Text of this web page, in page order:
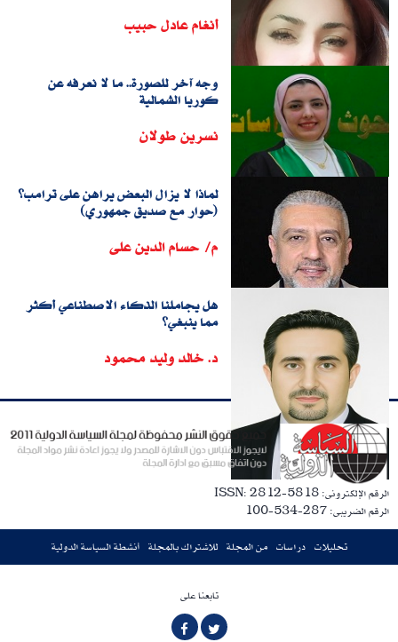
أنغام عادل حبيب
وجه آخر للصورة.. ما لا نعرفه عن
كوريا الشمالية
نسرين طولان
لماذا لا يزال البعض يراهن على ترامب؟
(حوار مع صديق جمهوري)
م/ حسام الدين على
هل يجاملنا الذكاء الاصطناعي أكثر
مما ينبغي؟
د. خالد وليد محمود
الرقم الإلكترونى: ISSN: 2812-5818
الرقم الضريبى: 287-534-100
تحليلات دراسات من المجلة للاشتراك بالمجلة أنشطة السياسة الدولية
تابعنا على